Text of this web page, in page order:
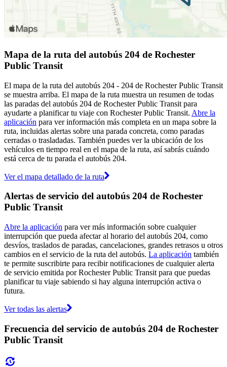
Mapa de la ruta del autobús 204 de Rochester
Public Transit
El mapa de la ruta del autobús 204 - 204 de Rochester Public Transit
se muestra arriba. El mapa de la ruta muestra un resumen de todas
las paradas del autobús 204 de Rochester Public Transit para
ayudarte a planificar tu viaje con Rochester Public Transit. Abre la
aplicación para ver información más completa en un mapa sobre la
ruta, incluidas alertas sobre una parada concreta, como paradas
cerradas o trasladadas. También puedes ver la ubicación de los
vehículos en tiempo real en el mapa de la ruta, así sabrás cuándo
está cerca de tu parada el autobús 204.
Ver el mapa detallado de la ruta
Alertas de servicio del autobús 204 de Rochester
Public Transit
Abre la aplicación para ver más información sobre cualquier
interrupción que pueda afectar al horario del autobús 204, como
desvíos, traslados de paradas, cancelaciones, grandes retrasos u otros
cambios en el servicio de la ruta del autobús. La aplicación también
te permite suscribirte para recibir notificaciones de cualquier alerta
de servicio emitida por Rochester Public Transit para que puedas
planificar tu viaje sabiendo si hay alguna interrupción activa o
futura.
Ver todas las alertas
Frecuencia del servicio de autobús 204 de Rochester
Public Transit